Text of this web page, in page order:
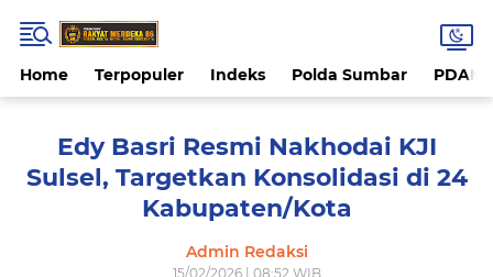
Home Terpopuler Indeks Polda Sumbar PDAM
Edy Basri Resmi Nakhodai KJI
Sulsel, Targetkan Konsolidasi di 24
Kabupaten/Kota
Admin Redaksi
15/02/2026 | 08:52 WIB